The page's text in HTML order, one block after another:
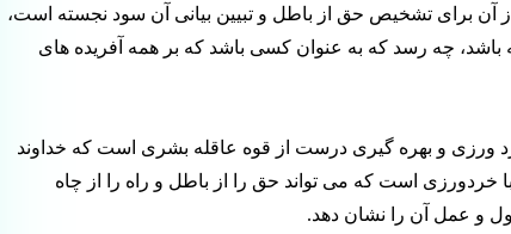
آن برای تشخیص حق از باطل و تبیین بیانی آن سود نجسته است،
باشد، چه رسد که به عنوان کسی باشد که بر همه آفریده های
ورزی و بهره گیری درست از قوه عاقله بشری است که خداوند
است که می تواند حق را از باطل و راه را از چاه
و عمل آن را نشان دهد.